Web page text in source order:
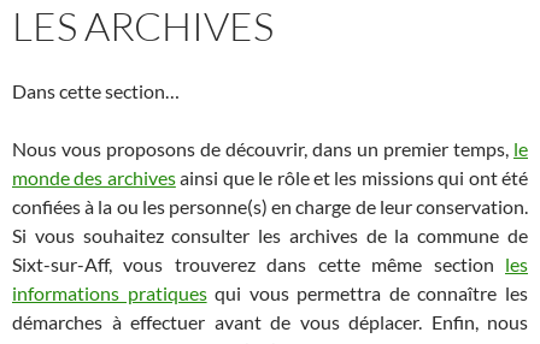
LES ARCHIVES
Dans cette section…
Nous vous proposons de découvrir, dans un premier temps, le
monde des archivesainsi que le rôle et les missions qui ont été
confiées à la ou les personne(s) en charge de leur conservation.
Si vous souhaitez consulter les archives de la commune de
Sixt-sur-Aff, vous trouverez dans cette même section les
informations pratiquesqui vous permettra de connaître les
démarches à effectuer avant de vous déplacer. Enfin, nous